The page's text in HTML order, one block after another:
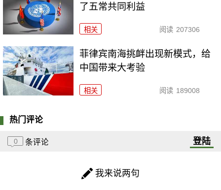
了五常共同利益
相关 阅读 207306
菲律宾南海挑衅出现新模式，给
中国带来大考验
相关 阅读 189008
热门评论
0 条评论 登陆
我来说两句